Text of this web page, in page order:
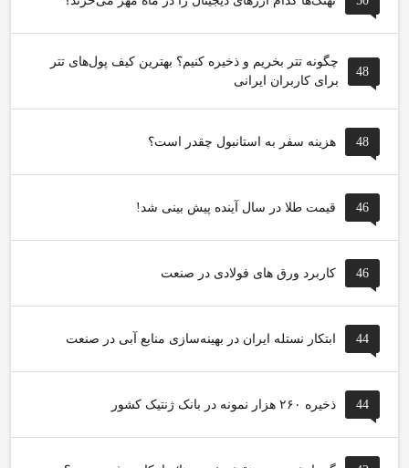
48
چگونه تتر بخریم و ذخیره کنیم؟ بهترین کیف پول‌های تتر
برای کاربران ایرانی
48 هزینه سفر به استانبول چقدر است؟
46 قیمت طلا در سال آینده پیش بینی شد!
46 کاربرد ورق های فولادی در صنعت
44 ابتکار نستله ایران در بهینه‌سازی منابع آبی در صنعت
44 ذخیره ۲۶۰ هزار نمونه در بانک ژنتیک کشور